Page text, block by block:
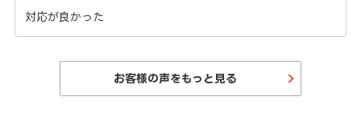
対応が良かった
お客様の声をもっと見る